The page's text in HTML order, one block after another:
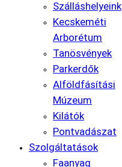
Szálláshelyeink
Kecskeméti
Arborétum
Tanösvények
Parkerdők
Alföldfásítási
Múzeum
Kilátók
Pontvadászat
Szolgáltatások
Faanyag